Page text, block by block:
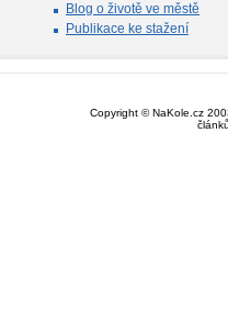
Blog o životě ve městě
Publikace ke stažení
Copyright © NaKole.cz